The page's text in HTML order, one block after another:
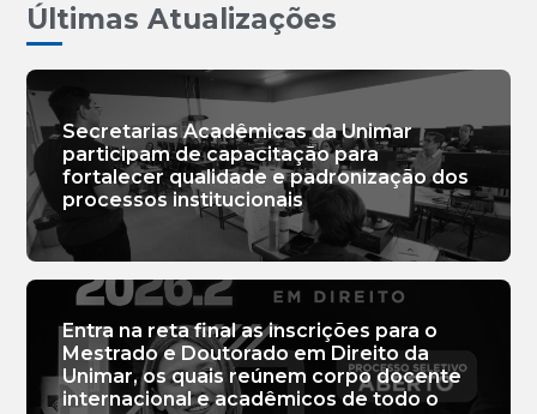
Últimas Atualizações
Secretarias Acadêmicas da Unimar
participam de capacitação para
fortalecer qualidade e padronização dos
processos institucionais
Entra na reta final as inscrições para o
Mestrado e Doutorado em Direito da
Unimar, os quais reúnem corpo docente
internacional e acadêmicos de todo o